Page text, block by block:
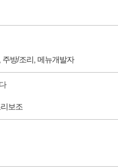
방/조리, 메뉴개발자
보조